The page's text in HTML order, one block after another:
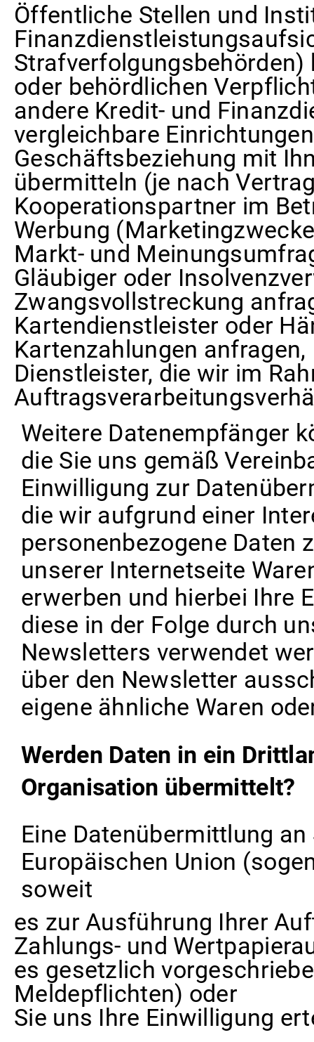
Öffentliche Stellen und
Strafverfolgungsbehörden)
oder behördlichen
andere Kredit- und
vergleichbare
Geschäftsbeziehung mit
übermitteln (je nach
Kooperationspartner im
Werbung
Markt- und
Gläubiger oder
Zwangsvollstreckung
Kartendienstleister oder
Kartenzahlungen anfragen,
Dienstleister, die wir im
Weitere Datenempfänger
die Sie uns gemäß
Einwilligung zur
die wir aufgrund einer
personenbezogene Daten
unserer Internetseite
erwerben und hierbei Ihre
diese in der Folge durch
Newsletters verwendet
über den Newsletter
eigene ähnliche Waren
Werden Daten in ein
Organisation übermittelt?
Eine Datenübermittlung
Europäischen Union
soweit
es zur Ausführung Ihrer
Zahlungs- und
es gesetzlich
Meldepflichten) oder
Sie uns Ihre Einwilligung